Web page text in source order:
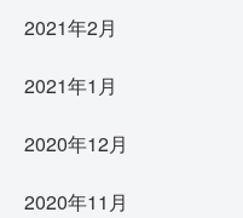
2021年2月
2021年1月
2020年12月
2020年11月